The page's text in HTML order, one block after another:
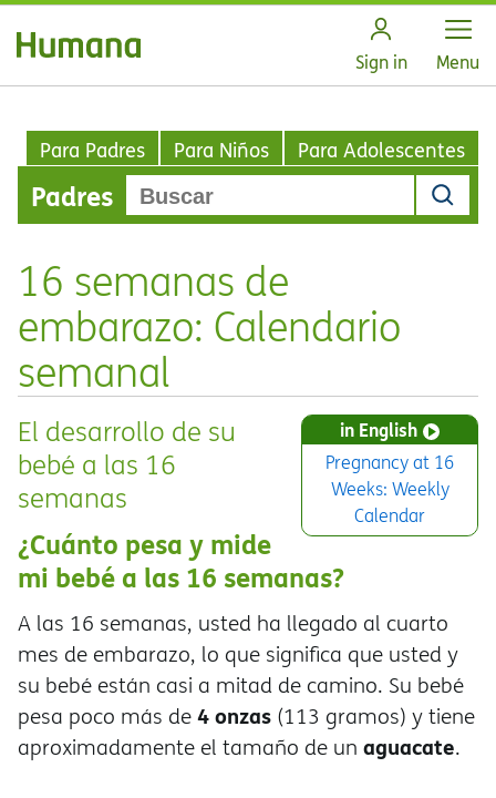
Sign in Open
Menu
Para Padres Para Niños Para Adolescentes
Padres
16 semanas de
embarazo: Calendario
semanal
in English
Pregnancy at 16
Weeks: Weekly
Calendar
El desarrollo de su
bebé a las 16
semanas
¿Cuánto pesa y mide
mi bebé a las 16 semanas?
A las 16 semanas, usted ha llegado al cuarto
mes de embarazo, lo que significa que usted y
su bebé están casi a mitad de camino. Su bebé
pesa poco más de4 onzas (113 gramos) y tiene
aproximadamente el tamaño de un aguacate.